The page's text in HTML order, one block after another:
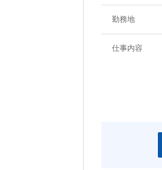
勤務地
仕事内容